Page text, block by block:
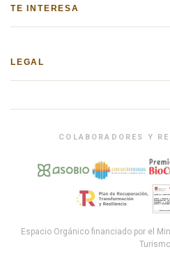
TE INTERESA
LEGAL
COLABORADORES Y
Espacio Orgánico financiado por el